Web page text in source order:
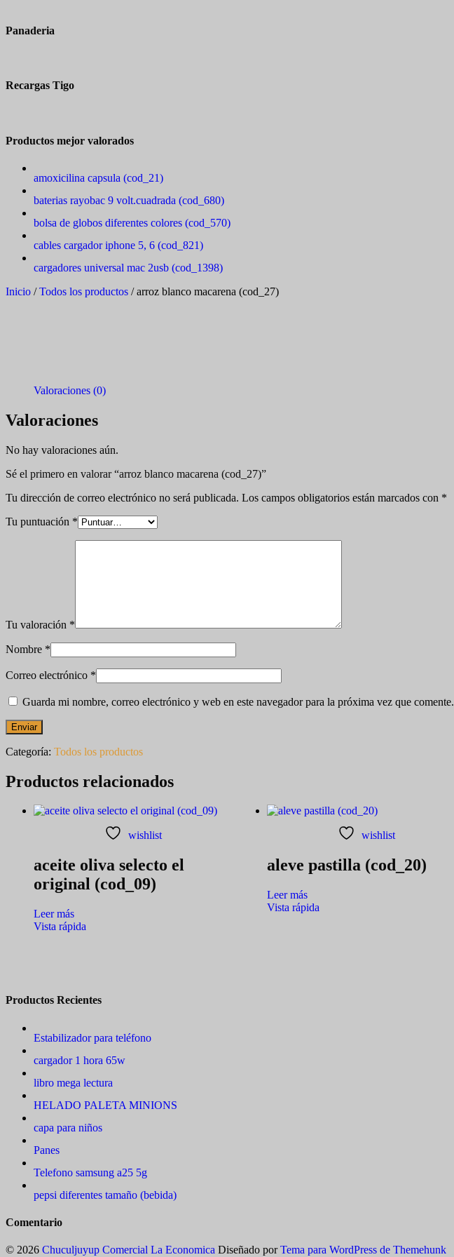
Panaderia
Recargas Tigo
Productos mejor valorados
amoxicilina capsula (cod_21)
baterias rayobac 9 volt.cuadrada (cod_680)
bolsa de globos diferentes colores (cod_570)
cables cargador iphone 5, 6 (cod_821)
cargadores universal mac 2usb (cod_1398)
Inicio /Todos los productos / arroz blanco macarena (cod_27)
Valoraciones (0)
Valoraciones
No hay valoraciones aún.
Sé el primero en valorar “arroz blanco macarena (cod_27)”
Tu dirección de correo electrónico no será publicada. Los campos obligatorios están marcados con *
Tu puntuación *
Tu valoración *
Nombre *
Correo electrónico *
Guarda mi nombre, correo electrónico y web en este navegador para la próxima vez que comente.
Categoría: Todos los productos
Productos relacionados
wishlist
aceite oliva selecto el
original (cod_09)
Leer más
Vista rápida
wishlist
aleve pastilla (cod_20)
Leer más
Vista rápida
Productos Recientes
Estabilizador para teléfono
cargador 1 hora 65w
libro mega lectura
HELADO PALETA MINIONS
capa para niños
Panes
Telefono samsung a25 5g
pepsi diferentes tamaño (bebida)
Comentario
© 2026 Chuculjuyup Comercial La Economica Diseñado por Tema para WordPress de Themehunk